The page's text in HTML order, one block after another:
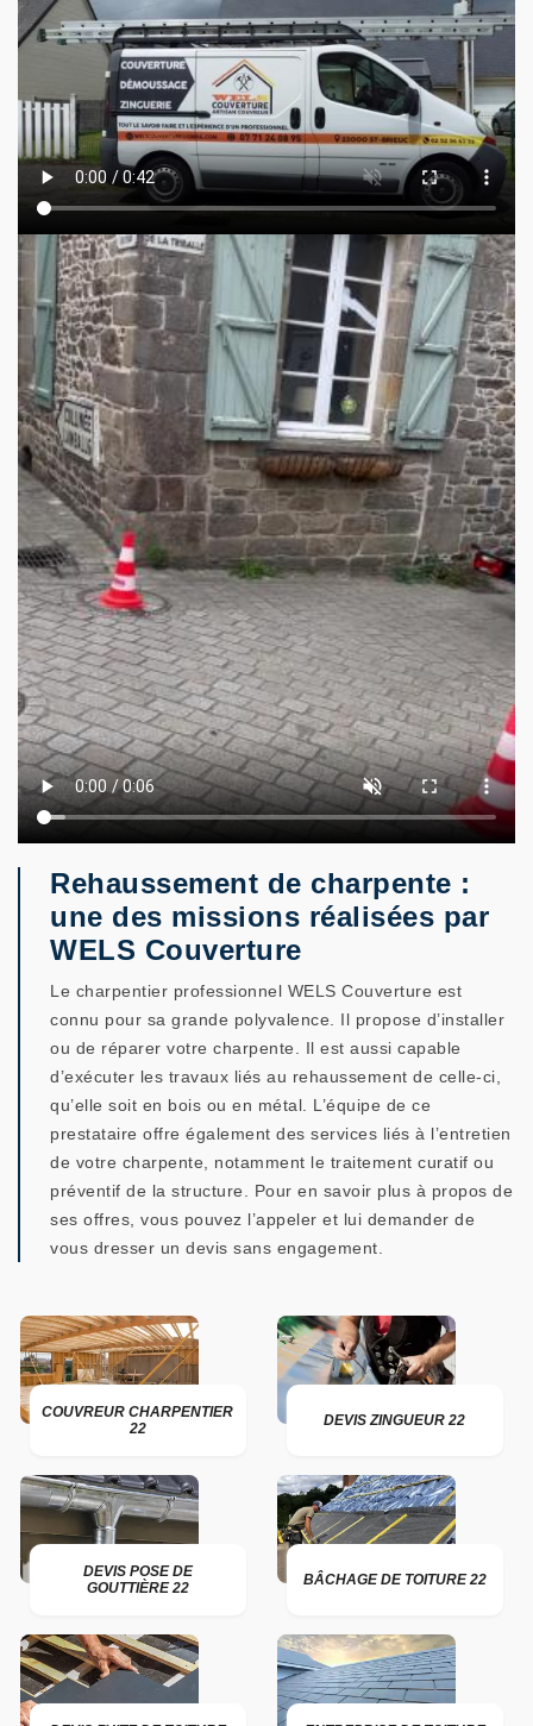
Rehaussement de charpente :
une des missions réalisées par
WELS Couverture
Le charpentier professionnel WELS Couverture est
connu pour sa grande polyvalence. Il propose d’installer
ou de réparer votre charpente. Il est aussi capable
d’exécuter les travaux liés au rehaussement de celle-ci,
qu’elle soit en bois ou en métal. L’équipe de ce
prestataire offre également des services liés à l’entretien
de votre charpente, notamment le traitement curatif ou
préventif de la structure. Pour en savoir plus à propos de
ses offres, vous pouvez l’appeler et lui demander de
vous dresser un devis sans engagement.
COUVREUR CHARPENTIER
22
DEVIS ZINGUEUR 22
DEVIS POSE DE
GOUTTIÈRE 22
BÂCHAGE DE TOITURE 22